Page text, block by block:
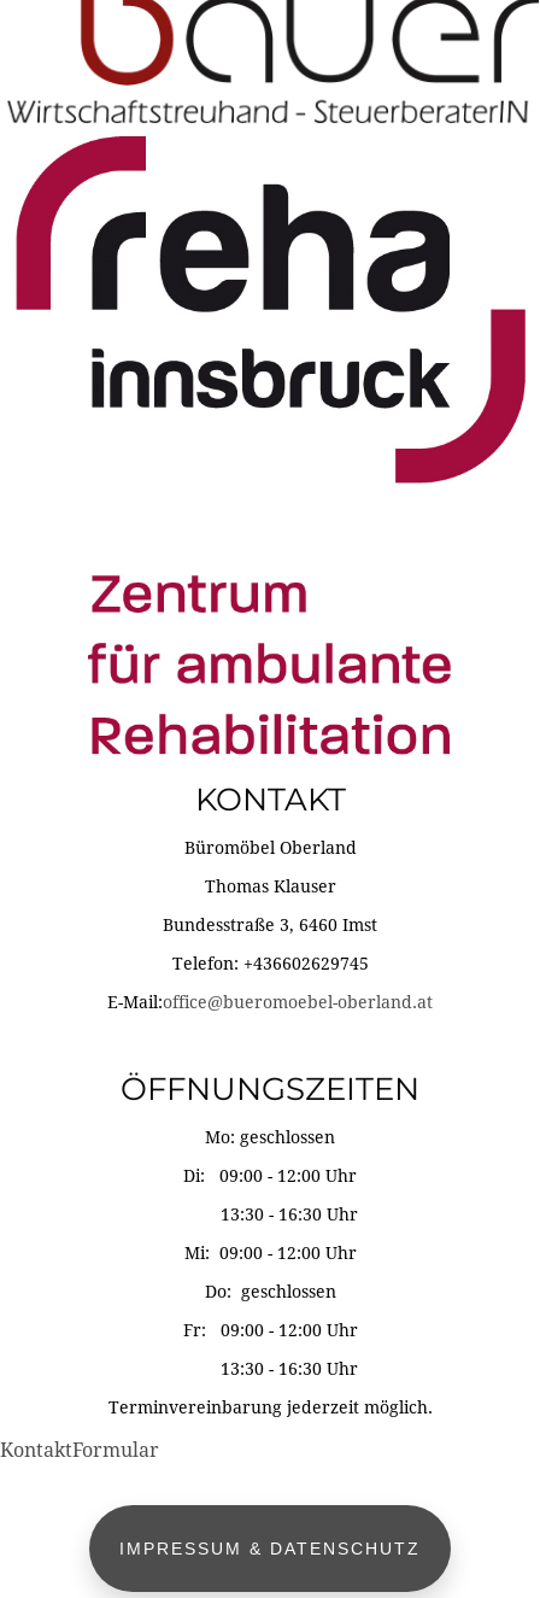
KONTAKT
Büromöbel Oberland
Thomas Klauser
Bundesstraße 3, 6460 Imst
Telefon: +436602629745
E-Mail:office@bueromoebel-oberland.at
ÖFFNUNGSZEITEN
Mo: geschlossen
Di: 09:00 - 12:00 Uhr
13:30 - 16:30 Uhr
Mi: 09:00 - 12:00 Uhr
Do: geschlossen
Fr: 09:00 - 12:00 Uhr
13:30 - 16:30 Uhr
Terminvereinbarung jederzeit möglich.
KontaktFormular
IMPRESSUM & DATENSCHUTZ